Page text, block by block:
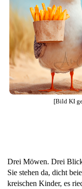
[Bild KI
Drei Möwen. Drei
Sie stehen da, dicht
kreischen Kinder, es